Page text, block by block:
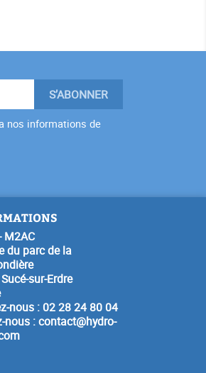
nos informations de
M2AC
du parc de la
sur-Erdre
nous : 02 28 24 80 04
nous :contact@hydro-